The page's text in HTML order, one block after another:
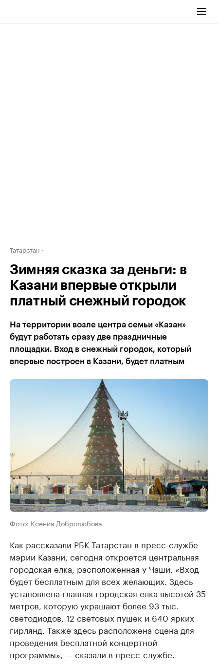
Татарстан
Зимняя сказка за деньги: в
Казани впервые открыли
платный снежный городок
На территории возле центра семьи «Казан»
будут работать сразу две праздничные
площадки. Вход в снежный городок, который
впервые построен в Казани, будет платным
Фото: Ксения Добролюбова
Как рассказали РБК Татарстан в пресс-службе
мэрии Казани, сегодня откроется центральная
городская елка, расположенная у Чаши. «Вход
будет бесплатным для всех желающих. Здесь
установлена главная городская елка высотой 35
метров, которую украшают более 93 тыс.
светодиодов, 12 световых пушек и 640 ярких
гирлянд. Также здесь расположена сцена для
проведения бесплатной концертной
программы», — сказали в пресс-службе.